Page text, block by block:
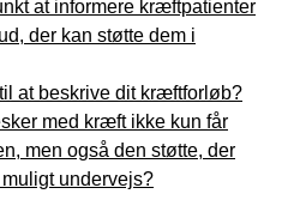
at informere kræftpatienter
der kan støtte dem i
at beskrive dit kræftforløb?
med kræft ikke kun får
men også den støtte, der
undervejs?